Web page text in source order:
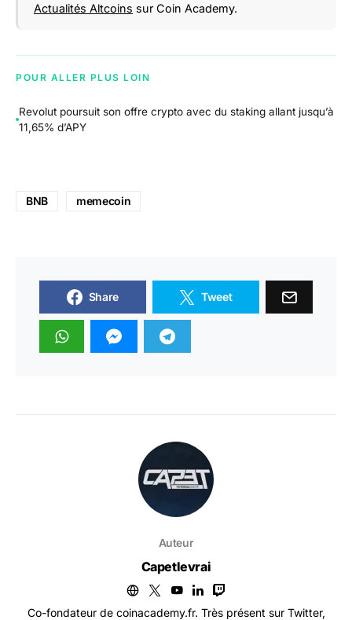
Actualités Altcoins sur Coin Academy.
POUR ALLER PLUS LOIN
Revolut poursuit son offre crypto avec du staking allant jusqu’à
11,65% d’APY
BNB memecoin
Share Tweet
Auteur
Capetlevrai
Co-fondateur de coinacademy.fr. Très présent sur Twitter,